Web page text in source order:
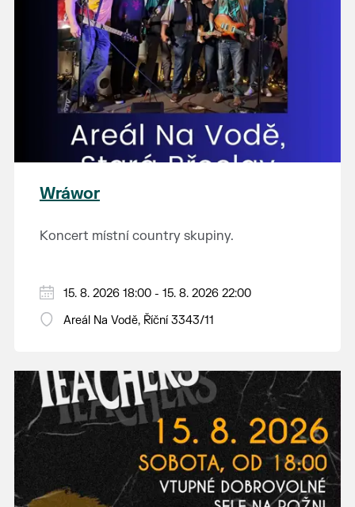
Wráwor
Koncert místní country skupiny.
15. 8. 2026 18:00 - 15. 8. 2026 22:00
Areál Na Vodě, Říční 3343/11